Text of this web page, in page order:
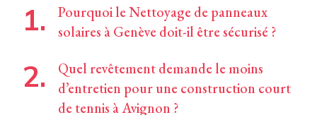
Pourquoi le Nettoyage de panneaux
solaires à Genève doit-il être sécurisé ?
Quel revêtement demande le moins
d’entretien pour une construction court
de tennis à Avignon ?